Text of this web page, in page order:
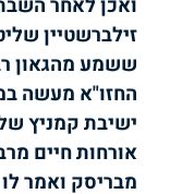
ואכן לאחר
זילברשטיין
ששמע מהגאון
החזו"א מעשה
ישיבת קמניץ
אורחות חיים
מבריסק ואמר